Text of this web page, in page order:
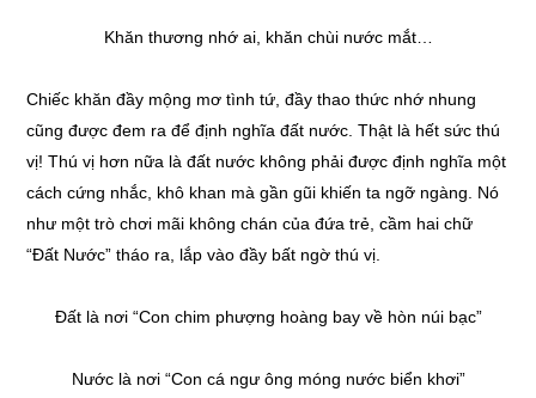
Khăn thương nhớ ai, khăn chùi nước mắt…
Chiếc khăn đầy mộng mơ tình tứ, đầy thao thức nhớ nhung
cũng được đem ra để định nghĩa đất nước. Thật là hết sức thú
vị! Thú vị hơn nữa là đất nước không phải được định nghĩa một
cách cứng nhắc, khô khan mà gần gũi khiến ta ngỡ ngàng. Nó
như một trò chơi mãi không chán của đứa trẻ, cầm hai chữ
“Đất Nước” tháo ra, lắp vào đầy bất ngờ thú vị.
Đất là nơi “Con chim phượng hoàng bay về hòn núi bạc”
Nước là nơi “Con cá ngư ông móng nước biển khơi”